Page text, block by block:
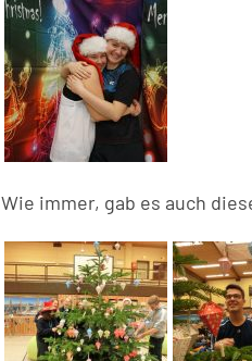
Wie immer, gab es auch